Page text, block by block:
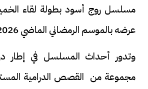
مسلسل روج أسود بطولة لقاء
عرضه بالموسم الرمضاني الماضي 2026.
وتدور أحداث المسلسل في إطار
مجموعة من القصص الدرامية